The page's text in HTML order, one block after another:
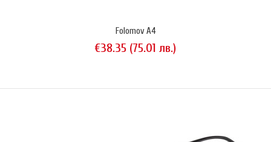
се регулира от 250 mA до 2000 mA при изпол..
Folomov A4
€38.35 (75.01 лв.)